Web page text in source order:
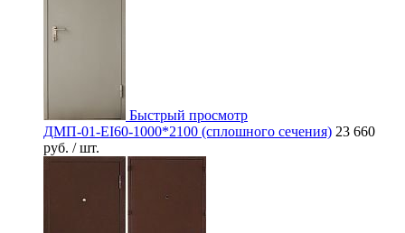
Быстрый просмотр
ДМП-01-EI60-1000*2100 (сплошного сечения) 23 660
руб. / шт.